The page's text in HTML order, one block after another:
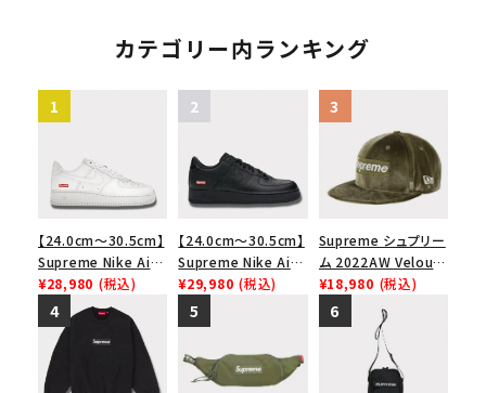
ネック ブラック 黒カテゴリー内ランキング
【24.0cm～30.5cm】
Supreme Nike Air
Force 1 Low シュプ
リーム ナイキエアフォ
ース１スニーカー シ
ューズ ホワイト
¥28,980 (税込)
【24.0cm～30.5cm】
Supreme Nike Air
Force 1 Low シュプ
リーム ナイキエアフォ
ース１スニーカー シ
¥29,980 (税込)
Supreme シュプリー
ム 2022AW Velour
Box Logo New Era
Cap ベロアボックス
ロゴニューエラキャッ
プ 帽子 オリーブ
¥18,980 (税込)